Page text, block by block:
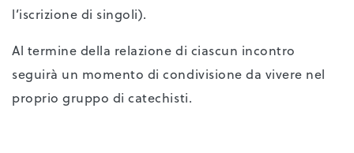
l’iscrizione di singoli).
Al termine della relazione di ciascun incontro
seguirà un momento di condivisione da vivere nel
proprio gruppo di catechisti.